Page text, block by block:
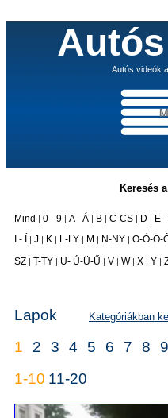
Autós videók
Keresés
Mind | 0 - 9 | A - Á | B | C-CS | D | E
I - Í | J | K | L-LY | M | N-NY | O-Ó-Ö-
SZ | T-TY | U- Ú-Ü-Ű | V | W | X | Y |
Lapok Kategóriákban
1 2 3 4 5 6 7 8 9
1-10 11-20